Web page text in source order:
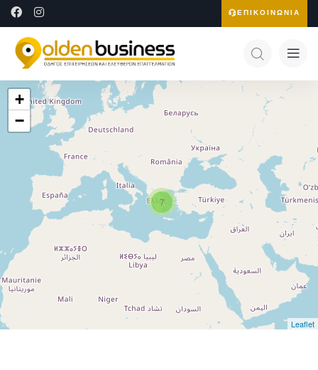
ΕΠΙΚΟΙΝΩΝΙΑ
7
+
−
Leaflet